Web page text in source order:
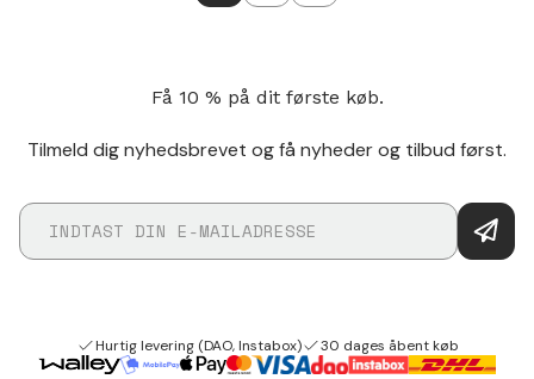
Få 10 % på dit første køb.
Tilmeld dig nyhedsbrevet og få nyheder og tilbud først.
Hurtig levering (DAO, Instabox) 30 dages åbent køb